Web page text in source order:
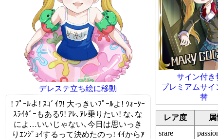
サイン付き
プレミアムサイ
替
レア度
srare
デレステ立ち絵に移動
! ﾌﾟｰﾙよ! ｽｺﾞｲﾜ! 大っきいﾌﾟｰﾙよ! ｳｫｰﾀｰ
ｽﾗｲﾀﾞｰもあるﾜ! ｱﾚ､ｱﾚ乗りたい! な､な
によ…いいじゃない､今日は思いっき
りｴﾝｼﾞｮｲするって決めたのっ! ｲｲからｱ